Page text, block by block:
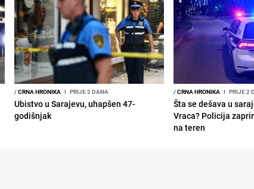
/CRNA HRONIKA I PRIJE 2 DANA
Ubistvo u Sarajevu, uhapšen 47-
godišnjak
/CRNA HRONIKA I PRIJE 2
Šta se dešava u
Vraca? Policija
na teren